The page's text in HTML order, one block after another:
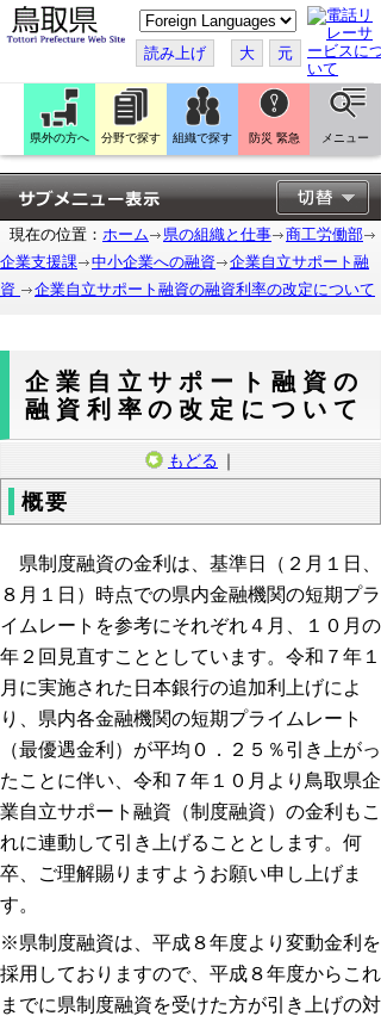
こ
の
ペ
ー
ジ
翻
訳
す
る
読み上げ 大 元
県外の方へ 分野で探す 組織で探す 防災 緊急 メニュー
現在の位置： ホーム 県の組織と仕事
商工労働部
企業支援課
中小企業への融資
企業自立サポート融
資
企業自立サポート融資の融資利率の改定について
企業自立サポート融資の
融資利率の改定について
もどる ｜
概要
県制度融資の金利は、基準日（２月１日、
８月１日）時点での県内金融機関の短期プラ
イムレートを参考にそれぞれ４月、１０月の
年２回見直すこととしています。令和７年１
月に実施された日本銀行の追加利上げによ
り、県内各金融機関の短期プライムレート
（最優遇金利）が平均０．２５％引き上がっ
たことに伴い、令和７年１０月より鳥取県企
業自立サポート融資（制度融資）の金利もこ
れに連動して引き上げることとします。何
卒、ご理解賜りますようお願い申し上げま
す。
※県制度融資は、平成８年度より変動金利を
採用しておりますので、平成８年度からこれ
までに県制度融資を受けた方が引き上げの対